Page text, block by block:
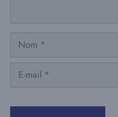
Nom
mail